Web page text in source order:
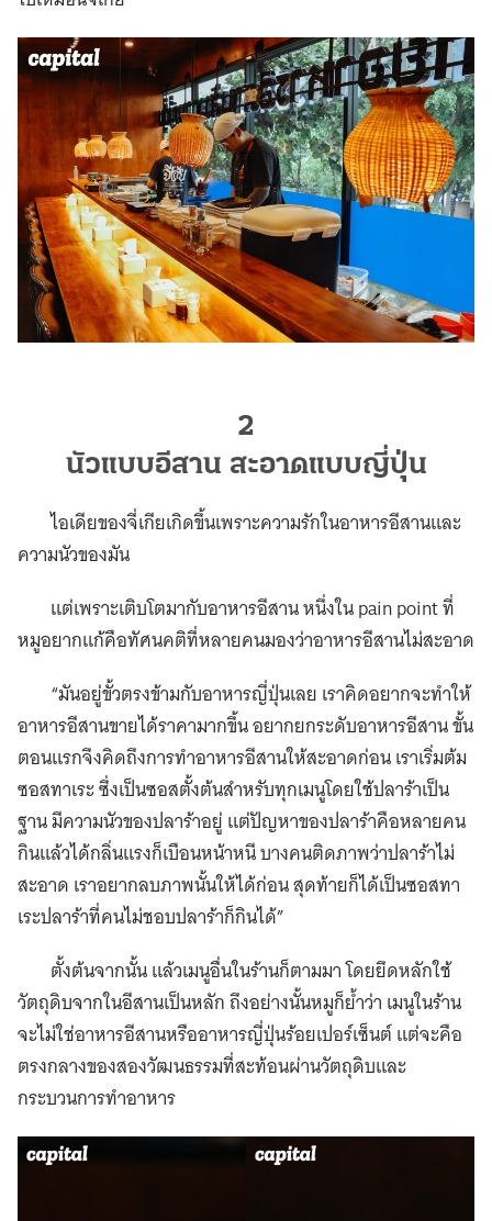
2
นัวแบบอีสาน สะอาดแบบญี่ปุ่น
ไอเดียของจี่เกียเกิดขึ้นเพราะความรักในอาหารอีสานและ
ความนัวของมัน
แต่เพราะเติบโตมากับอาหารอีสาน หนึ่งใน pain point ที่
หมูอยากแก้คือทัศนคติที่หลายคนมองว่าอาหารอีสานไม่สะอาด
“มันอยู่ขั้วตรงข้ามกับอาหารญี่ปุ่นเลย เราคิดอยากจะทำให้
อาหารอีสานขายได้ราคามากขึ้น อยากยกระดับอาหารอีสาน ขั้น
ตอนแรกจึงคิดถึงการทำอาหารอีสานให้สะอาดก่อน เราเริ่มต้ม
ซอสทาเระ ซึ่งเป็นซอสตั้งต้นสำหรับทุกเมนูโดยใช้ปลาร้าเป็น
ฐาน มีความนัวของปลาร้าอยู่ แต่ปัญหาของปลาร้าคือหลายคน
กินแล้วได้กลิ่นแรงก็เบือนหน้าหนี บางคนติดภาพว่าปลาร้าไม่
สะอาด เราอยากลบภาพนั้นให้ได้ก่อน สุดท้ายก็ได้เป็นซอสทา
เระปลาร้าที่คนไม่ชอบปลาร้าก็กินได้”
ตั้งต้นจากนั้น แล้วเมนูอื่นในร้านก็ตามมา โดยยึดหลักใช้
วัตถุดิบจากในอีสานเป็นหลัก ถึงอย่างนั้นหมูก็ย้ำว่า เมนูในร้าน
จะไม่ใช่อาหารอีสานหรืออาหารญี่ปุ่นร้อยเปอร์เซ็นต์ แต่จะคือ
ตรงกลางของสองวัฒนธรรมที่สะท้อนผ่านวัตถุดิบและ
กระบวนการทำอาหาร